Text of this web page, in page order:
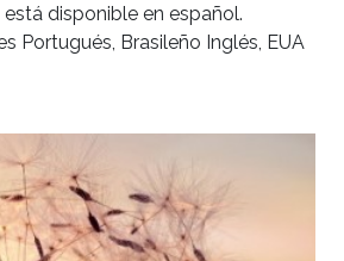
disponible en español.
Portugués, Brasileño Inglés, EUA